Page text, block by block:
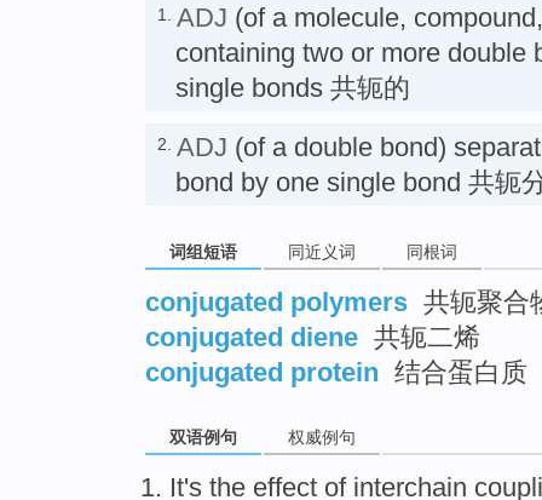
1. ADJ (of a molecule,
containing two or more double
single bonds 共轭的
2. ADJ (of a double bond)
bond by one single bond 共轭
词组短语 同近义词 同根词
conjugated polymers 共轭聚合
conjugated diene 共轭二烯
conjugated protein 结合蛋白质
双语例句 权威例句
It's the effect of interchain